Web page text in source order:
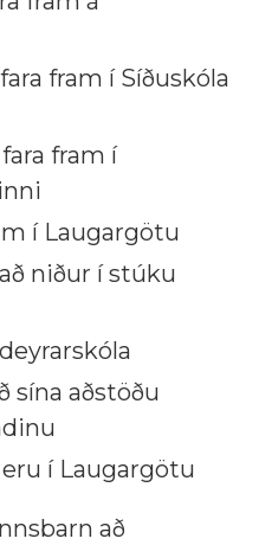
fram í Síðuskóla
fram í
í Laugargötu
niður í stúku
sína aðstöðu
í Laugargötu
að